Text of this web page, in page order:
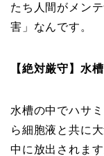
たち人間がメン
害」なんです。
【絶対厳守】水
水槽の中でハサ
ら細胞液と共に
中に放出されま